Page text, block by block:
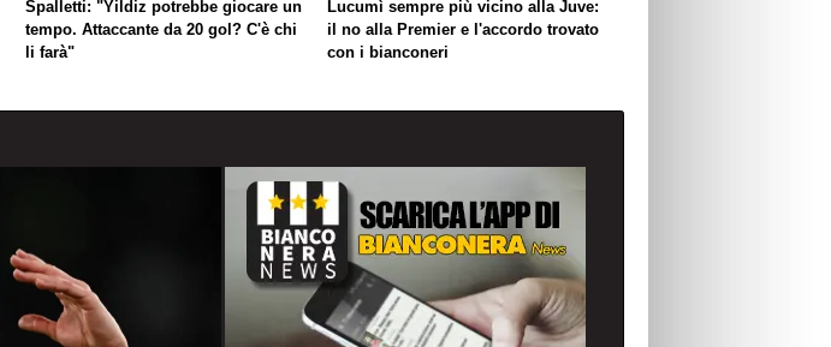
Spalletti: "Yildiz potrebbe giocare un
tempo. Attaccante da 20 gol? C'è chi
li farà"
Lucumì sempre più vicino alla Juve:
il no alla Premier e l'accordo trovato
con i bianconeri